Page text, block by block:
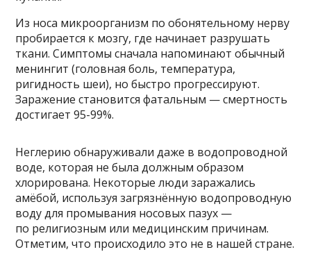
Из носа микроорганизм по обонятельному нерву
пробирается к мозгу, где начинает разрушать
ткани. Симптомы сначала напоминают обычный
менингит (головная боль, температура,
ригидность шеи), но быстро прогрессируют.
Заражение становится фатальным — смертность
достигает 95-99%.
Неглерию обнаруживали даже в водопроводной
воде, которая не была должным образом
хлорирована. Некоторые люди заражались
амёбой, используя загрязнённую водопроводную
воду для промывания носовых пазух —
по религиозным или медицинским причинам.
Отметим, что происходило это не в нашей стране.